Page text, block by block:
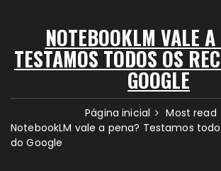
NOTEBOOKLM VALE
TESTAMOS TODOS OS
GOOGLE
Página inicial
Most read
NotebookLM vale a pena? Testamos
do Google